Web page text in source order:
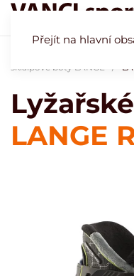
Přejít na hlavní
skialpové boty LANGE
LANGE